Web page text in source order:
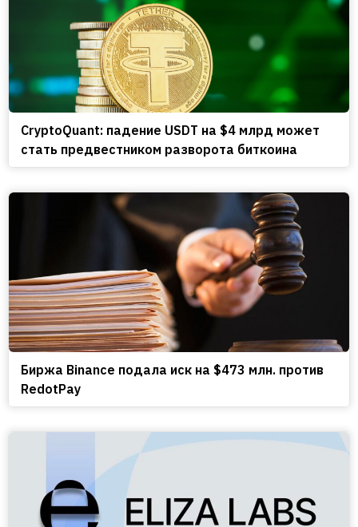
CryptoQuant: падение USDT на $4 млрд может
стать предвестником разворота биткоина
Биржа Binance подала иск на $473 млн. против
RedotPay